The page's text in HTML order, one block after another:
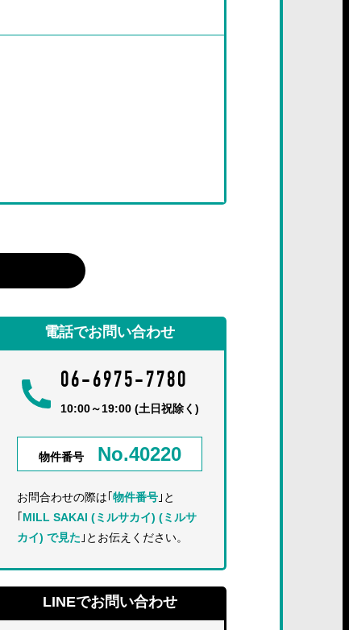
電話でお問い合わせ
06-6975-7780
10:00～19:00 (土日祝除く)
物件番号 No.40220
お問合わせの際は｢ 物件番号 ｣と
MILL SAKAI (ミルサカイ) (ミルサ
カイ) で見た ｣とお伝えください。
LINEでお問い合わせ